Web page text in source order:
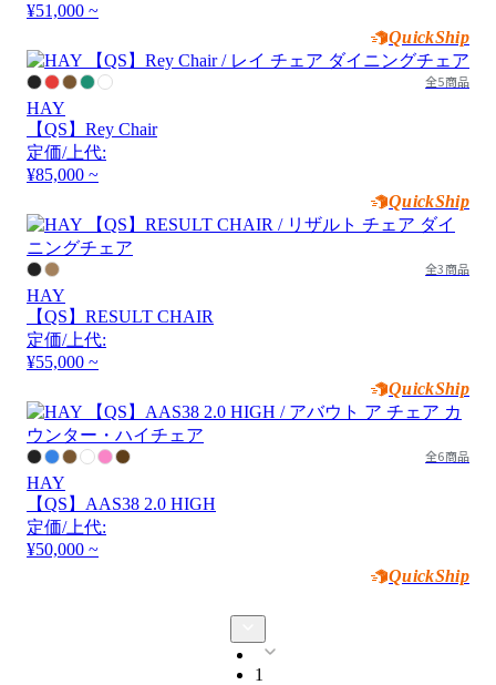
¥51,000 ~
QuickShip
全5商品
HAY
【QS】Rey Chair
定価/上代:
¥85,000 ~
QuickShip
全3商品
HAY
【QS】RESULT CHAIR
定価/上代:
¥55,000 ~
QuickShip
全6商品
HAY
【QS】AAS38 2.0 HIGH
定価/上代:
¥50,000 ~
QuickShip
1